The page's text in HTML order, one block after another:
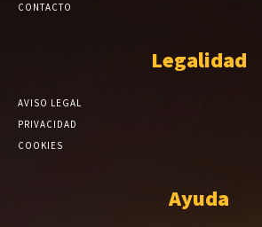
CONTACTO
Legalidad
AVISO LEGAL
PRIVACIDAD
COOKIES
Ayuda